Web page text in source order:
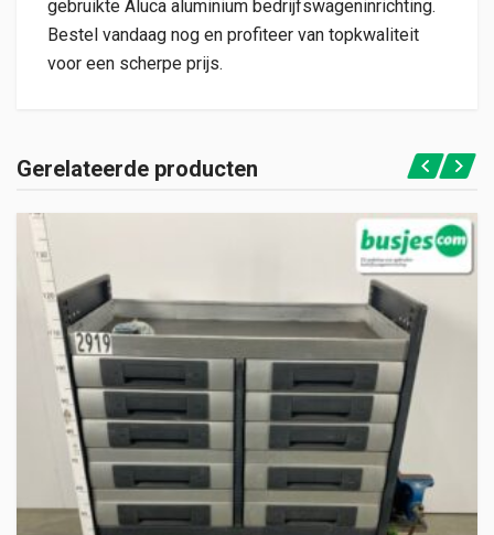
gebruikte Aluca aluminium bedrijfswageninrichting.
Bestel vandaag nog en profiteer van topkwaliteit
voor een scherpe prijs.
Gerelateerde producten